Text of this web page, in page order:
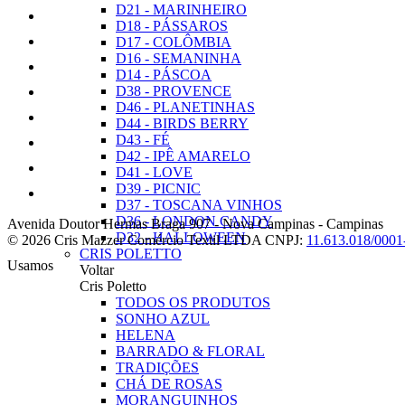
D21 - MARINHEIRO
D18 - PÁSSAROS
D17 - COLÔMBIA
D16 - SEMANINHA
D14 - PÁSCOA
D38 - PROVENCE
D46 - PLANETINHAS
D44 - BIRDS BERRY
D43 - FÉ
D42 - IPÊ AMARELO
D41 - LOVE
D39 - PICNIC
D37 - TOSCANA VINHOS
D36 - LONDON CANDY
D32 - HALLOWEEN
CRIS POLETTO
Voltar
Cris Poletto
TODOS OS PRODUTOS
SONHO AZUL
HELENA
BARRADO & FLORAL
TRADIÇÕES
CHÁ DE ROSAS
MORANGUINHOS
Avenida Doutor Hermas Braga 907-Nova Campinas - Campinas
© 2026 Cris Mazzer Comércio Textil LTDA CNPJ: 11.613.018/
Usamos